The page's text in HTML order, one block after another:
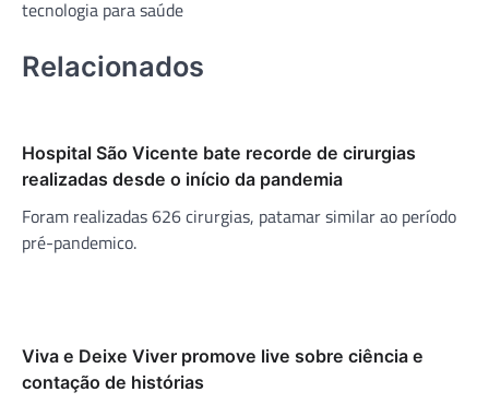
tecnologia para saúde
Relacionados
Hospital São Vicente bate recorde de cirurgias
realizadas desde o início da pandemia
Foram realizadas 626 cirurgias, patamar similar ao período
pré-pandemico.
Viva e Deixe Viver promove live sobre ciência e
contação de histórias